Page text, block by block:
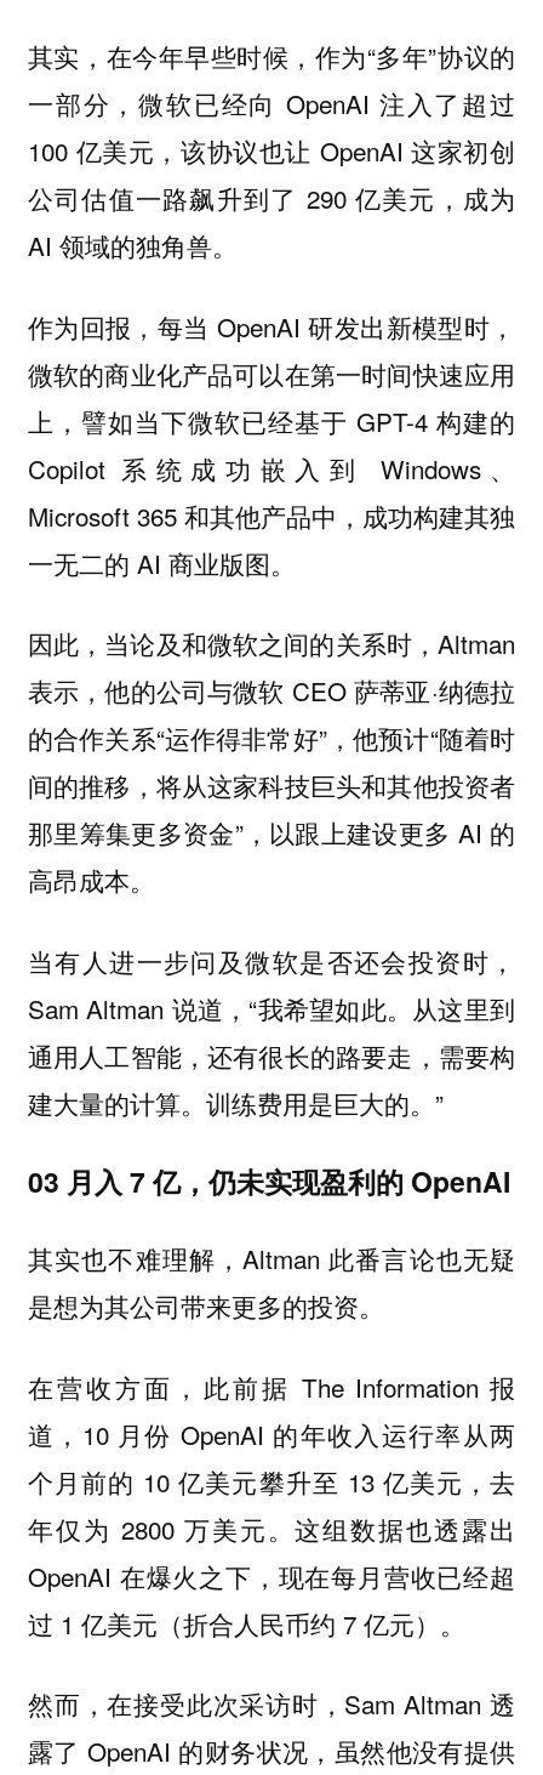
其实，在今年早些时候，作为“多年”协议的
一部分，微软已经向 OpenAI 注入了超过
100 亿美元，该协议也让 OpenAI 这家初创
公司估值一路飙升到了 290 亿美元，成为
AI 领域的独角兽。
作为回报，每当 OpenAI 研发出新模型时，
微软的商业化产品可以在第一时间快速应用
上，譬如当下微软已经基于 GPT-4 构建的
Copilot 系统成功嵌入到 Windows、
Microsoft 365 和其他产品中，成功构建其独
一无二的 AI 商业版图。
因此，当论及和微软之间的关系时，Altman
表示，他的公司与微软 CEO 萨蒂亚·纳德拉
的合作关系“运作得非常好”，他预计“随着时
间的推移，将从这家科技巨头和其他投资者
那里筹集更多资金”，以跟上建设更多 AI 的
高昂成本。
当有人进一步问及微软是否还会投资时，
Sam Altman 说道，“我希望如此。从这里到
通用人工智能，还有很长的路要走，需要构
建大量的计算。训练费用是巨大的。”
03 月入 7 亿，仍未实现盈利的 OpenAI
其实也不难理解，Altman 此番言论也无疑
是想为其公司带来更多的投资。
在营收方面，此前据 The Information 报
道，10 月份 OpenAI 的年收入运行率从两
个月前的 10 亿美元攀升至 13 亿美元，去
年仅为 2800 万美元。这组数据也透露出
OpenAI 在爆火之下，现在每月营收已经超
过 1 亿美元（折合人民币约 7 亿元）。
然而，在接受此次采访时，Sam Altman 透
露了 OpenAI 的财务状况，虽然他没有提供